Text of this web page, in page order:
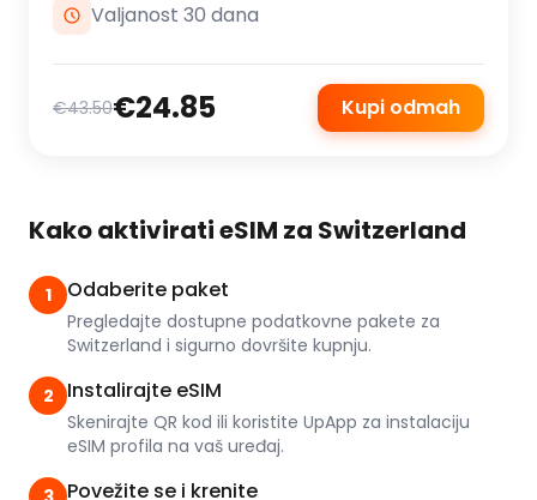
Valjanost 30 dana
€43.50€24.85 Kupi odmah
Kako aktivirati eSIM za Switzerland
1 Odaberite paket
Pregledajte dostupne podatkovne pakete za
Switzerland i sigurno dovršite kupnju.
2 Instalirajte eSIM
Skenirajte QR kod ili koristite UpApp za instalaciju
eSIM profila na vaš uređaj.
Povežite se i krenite